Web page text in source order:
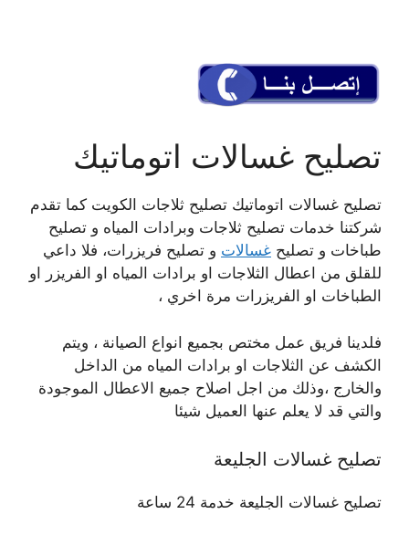
تصليح غسالات اتوماتيك
تصليح غسالات اتوماتيك تصليح ثلاجات الكويت كما تقدم
شركتنا خدمات تصليح ثلاجات وبرادات المياه و تصليح
طباخات و تصليح غسالات و تصليح فريزرات، فلا داعي
للقلق من اعطال الثلاجات او برادات المياه او الفريزر او
الطباخات او الفريزرات مرة اخري ،
فلدينا فريق عمل مختص بجميع انواع الصيانة ، ويتم
الكشف عن الثلاجات او برادات المياه من الداخل
والخارج ،وذلك من اجل اصلاح جميع الاعطال الموجودة
والتي قد لا يعلم عنها العميل شيئا
تصليح غسالات الجليعة
تصليح غسالات الجليعة خدمة 24 ساعة